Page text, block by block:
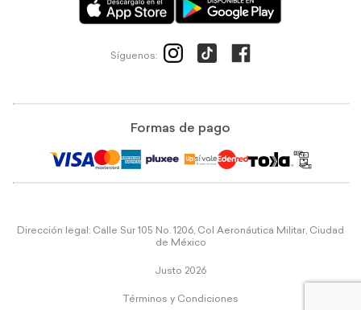
Síguenos:
Formas de pago
Dirección legal: Calle Sur 105 No. 1206, Col Aeronáutica Militar, Ciudad
de México
Justo 2026
Términos y Condiciones